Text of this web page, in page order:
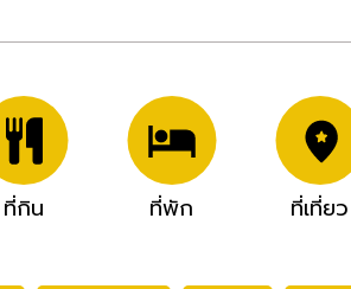
ที่กิน ที่พัก ที่เที่ยว